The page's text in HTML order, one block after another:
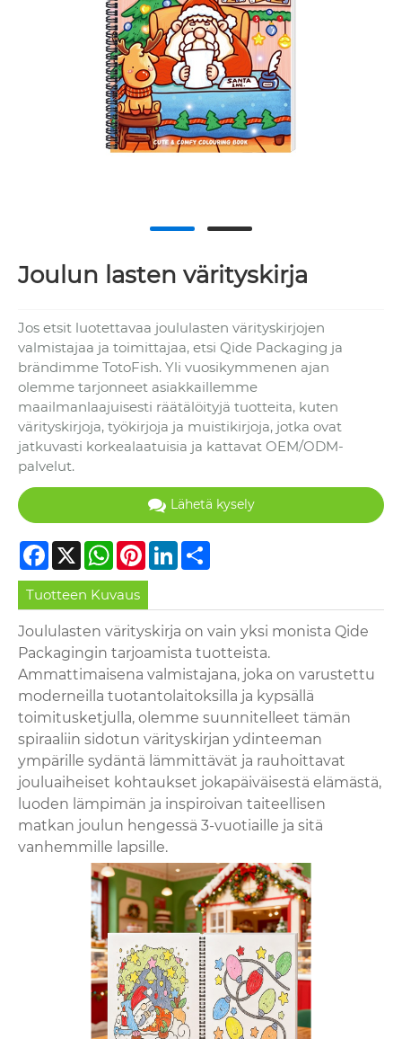
Joulun lasten värityskirja
Jos etsit luotettavaa joululasten värityskirjojen
valmistajaa ja toimittajaa, etsi Qide Packaging ja
brändimme TotoFish. Yli vuosikymmenen ajan
olemme tarjonneet asiakkaillemme
maailmanlaajuisesti räätälöityjä tuotteita, kuten
värityskirjoja, työkirjoja ja muistikirjoja, jotka ovat
jatkuvasti korkealaatuisia ja kattavat OEM/ODM-
palvelut.
Lähetä kysely
Facebook
X WhatsApp
PinterestLinkedIn
Tuotteen Kuvaus
Joululasten värityskirja on vain yksi monista Qide
Packagingin tarjoamista tuotteista.
Ammattimaisena valmistajana, joka on varustettu
moderneilla tuotantolaitoksilla ja kypsällä
toimitusketjulla, olemme suunnitelleet tämän
spiraaliin sidotun värityskirjan ydinteeman
ympärille sydäntä lämmittävät ja rauhoittavat
jouluaiheiset kohtaukset jokapäiväisestä elämästä,
luoden lämpimän ja inspiroivan taiteellisen
matkan joulun hengessä 3-vuotiaille ja sitä
vanhemmille lapsille.